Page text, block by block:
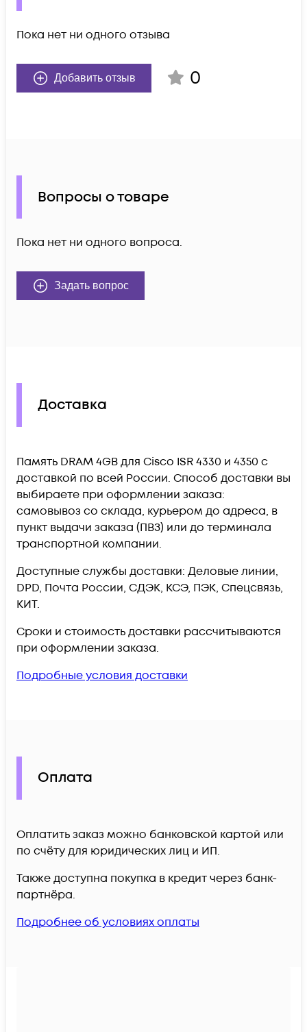
Пока нет ни одного отзыва
Добавить отзыв 0
Вопросы о товаре
Пока нет ни одного вопроса.
Задать вопрос
Доставка
Память DRAM 4GB для Cisco ISR 4330 и 4350 c
доставкой по всей России. Способ доставки вы
выбираете при оформлении заказа:
самовывоз со склада, курьером до адреса, в
пункт выдачи заказа (ПВЗ) или до терминала
транспортной компании.
Доступные службы доставки: Деловые линии,
DPD, Почта России, СДЭК, КСЭ, ПЭК, Спецсвязь,
КИТ.
Сроки и стоимость доставки рассчитываются
при оформлении заказа.
Подробные условия доставки
Оплата
Оплатить заказ можно банковской картой или
по счёту для юридических лиц и ИП.
Также доступна покупка в кредит через банк-
партнёра.
Подробнее об условиях оплаты